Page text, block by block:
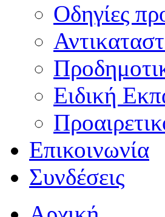
Οδηγίες
Ειδική
Επικοινωνία
Συνδέσεις